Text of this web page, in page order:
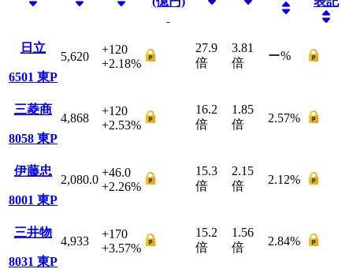
日立
6501 東P
5,620
+120
+2.18%
27.9
倍
3.81
倍
ー%
三菱商
8058 東P
4,868
+120
+2.53%
16.2
倍
1.85
倍
2.57%
伊藤忠
8001 東P
2,080.0
+46.0
+2.26%
15.3
倍
2.15
倍
2.12%
三井物
8031 東P
4,933
+170
+3.57%
15.2
倍
1.56
倍
2.84%